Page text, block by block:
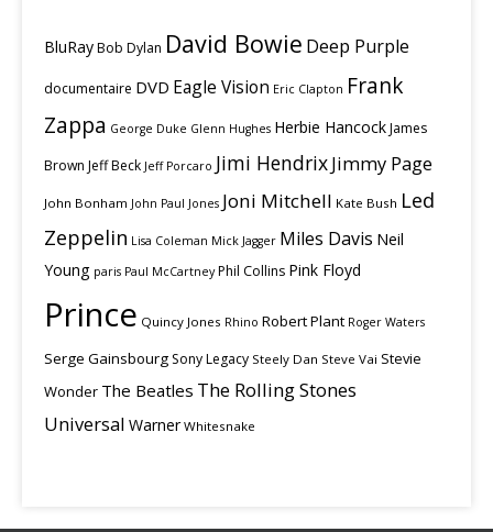
BluRayBob Dylan David Bowie Deep Purple
documentaire DVD Eagle Vision Eric Clapton Frank
Zappa George Duke Glenn Hughes Herbie HancockJames
Brown Jeff Beck Jeff Porcaro Jimi HendrixJimmy Page
John Bonham John Paul Jones Joni Mitchell Kate Bush Led
Zeppelin Lisa Coleman Mick Jagger Miles Davis Neil
Young paris Paul McCartney Phil Collins Pink Floyd
Prince Quincy Jones Rhino Robert Plant Roger Waters
Serge Gainsbourg Sony Legacy Steely Dan Steve Vai Stevie
Wonder The Beatles The Rolling Stones
Universal Warner Whitesnake